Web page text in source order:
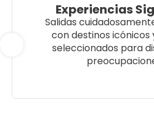
Experiencias
Salidas
con destinos icónicos
seleccionados para